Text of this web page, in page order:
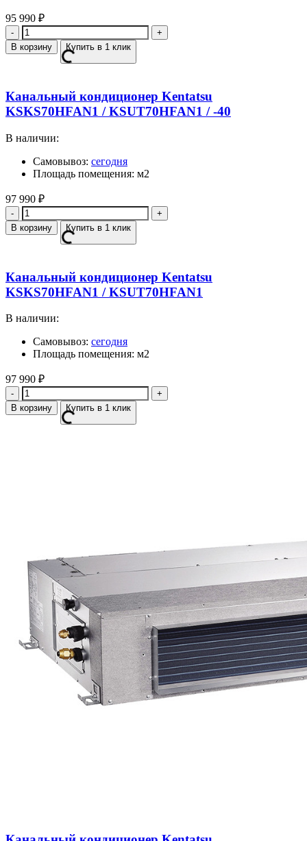
95 990 ₽
Количество
В корзину Купить в 1 клик
Канальный кондиционер Kentatsu
KSKS70HFAN1 / KSUT70HFAN1 / -40
В наличии:
Самовывоз: сегодня
Площадь помещения: м2
97 990 ₽
Количество
В корзину Купить в 1 клик
Канальный кондиционер Kentatsu
KSKS70HFAN1 / KSUT70HFAN1
В наличии:
Самовывоз: сегодня
Площадь помещения: м2
97 990 ₽
Количество
В корзину Купить в 1 клик